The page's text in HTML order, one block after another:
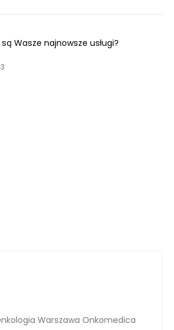
Wasze najnowsze usługi?
Warszawa Onkomedica